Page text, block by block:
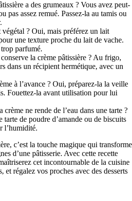
a des grumeaux ? Vous avez peut-
pas assez remué. Passez-la au tamis ou
? Oui, mais préférez un lait
une texture proche du lait de vache.
parfumé.
la crème pâtissière ? Au frigo,
dans un récipient hermétique, avec un
à l’avance ? Oui, préparez-la la veille
Fouettez-la avant utilisation pour lui
ne rende de l’eau dans une tarte ?
tarte de poudre d’amande ou de biscuits
l’humidité.
c’est la touche magique qui transforme
d’une pâtisserie. Avec cette recette
cet incontournable de la cuisine
et régalez vos proches avec des desserts